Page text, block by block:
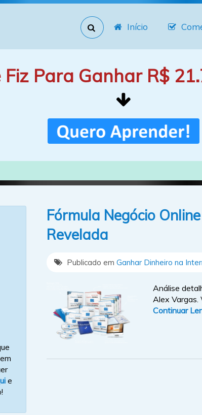
Início
Fiz Para Ganhar R$
Fórmula Negócio
Revelada
Publicado em Ganhar Dinheiro na
Análise
Alex Vargas.
Continuar
e